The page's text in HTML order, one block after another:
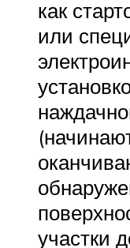
как
или
участки